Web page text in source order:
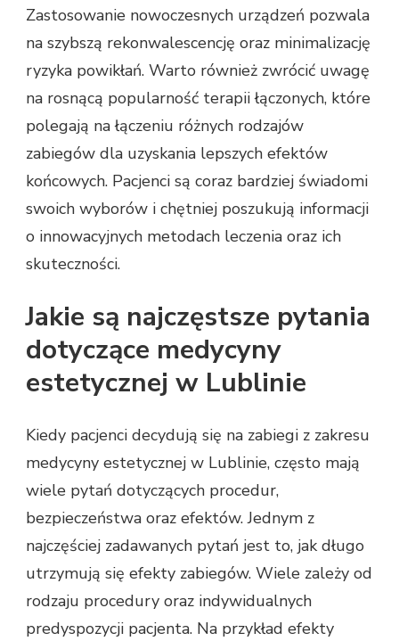
Zastosowanie nowoczesnych urządzeń pozwala
na szybszą rekonwalescencję oraz minimalizację
ryzyka powikłań. Warto również zwrócić uwagę
na rosnącą popularność terapii łączonych, które
polegają na łączeniu różnych rodzajów
zabiegów dla uzyskania lepszych efektów
końcowych. Pacjenci są coraz bardziej świadomi
swoich wyborów i chętniej poszukują informacji
o innowacyjnych metodach leczenia oraz ich
skuteczności.
Jakie są najczęstsze pytania
dotyczące medycyny
estetycznej w Lublinie
Kiedy pacjenci decydują się na zabiegi z zakresu
medycyny estetycznej w Lublinie, często mają
wiele pytań dotyczących procedur,
bezpieczeństwa oraz efektów. Jednym z
najczęściej zadawanych pytań jest to, jak długo
utrzymują się efekty zabiegów. Wiele zależy od
rodzaju procedury oraz indywidualnych
predyspozycji pacjenta. Na przykład efekty